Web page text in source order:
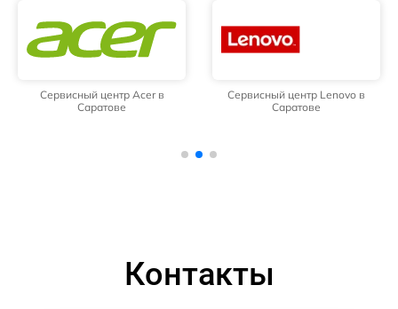
Сервисный центр Acer в
Саратове
Сервисный центр Lenovo в
Саратове
Контакты